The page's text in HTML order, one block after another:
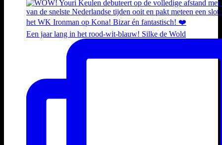
Een jaar lang in het rood-wit-blauw! Silke de Wold